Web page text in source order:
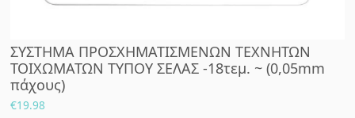
ΣΥΣΤΗΜΑ ΠΡΟΣΧΗΜΑΤΙΣΜΕΝΩΝ ΤΕΧΝΗΤΩΝ
ΤΟΙΧΩΜΑΤΩΝ ΤΥΠΟΥ ΣΕΛΑΣ -18τεμ. ~ (0,05mm
πάχους)
€19.98